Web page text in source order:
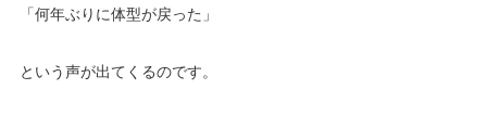
「何年ぶりに体型が戻った」
という声が出てくるのです。